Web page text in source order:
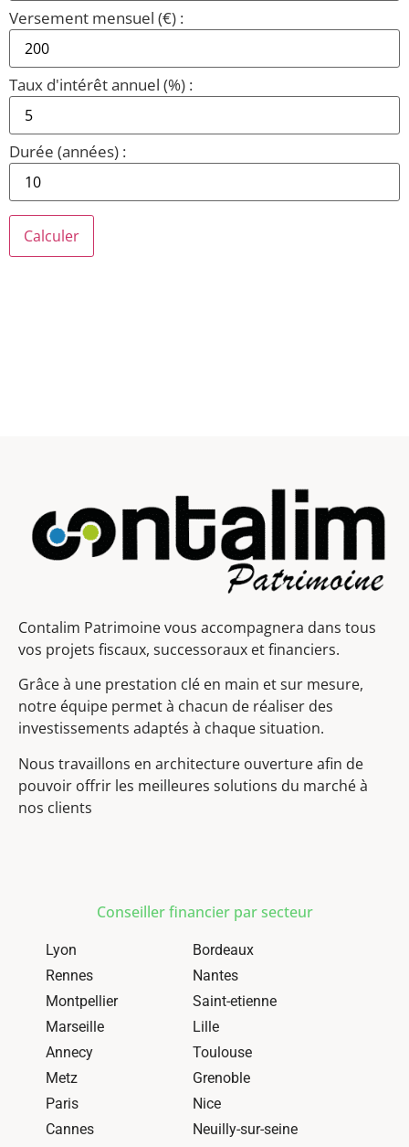
Versement mensuel (€) :
Taux d'intérêt annuel (%) :
Durée (années) :
Calculer
Contalim Patrimoine vous accompagnera dans tous
vos projets fiscaux, successoraux et financiers.
Grâce à une prestation clé en main et sur mesure,
notre équipe permet à chacun de réaliser des
investissements adaptés à chaque situation.
Nous travaillons en architecture ouverture afin de
pouvoir offrir les meilleures solutions du marché à
nos clients
Conseiller financier par secteur
Lyon
Bordeaux
Rennes
Nantes
Montpellier
Saint-etienne
Marseille
Lille
Annecy
Toulouse
Metz
Grenoble
Paris
Nice
Cannes
Neuilly-sur-seine